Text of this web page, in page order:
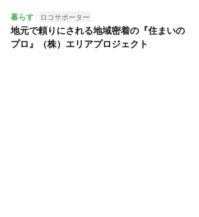
暮らす ロコサポーター
地元で頼りにされる地域密着の『住まいの
プロ』（株）エリアプロジェクト